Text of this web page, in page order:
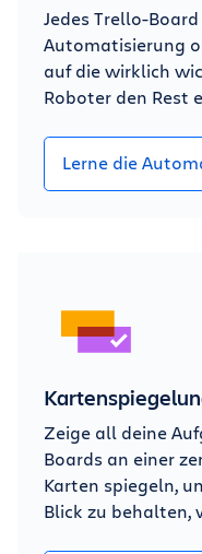
Jedes Trello-
Automatisierung
auf die wirklich
Roboter den Rest
Lerne die
Zeige all deine
Boards an einer
Karten spiegeln,
Blick zu behalten,